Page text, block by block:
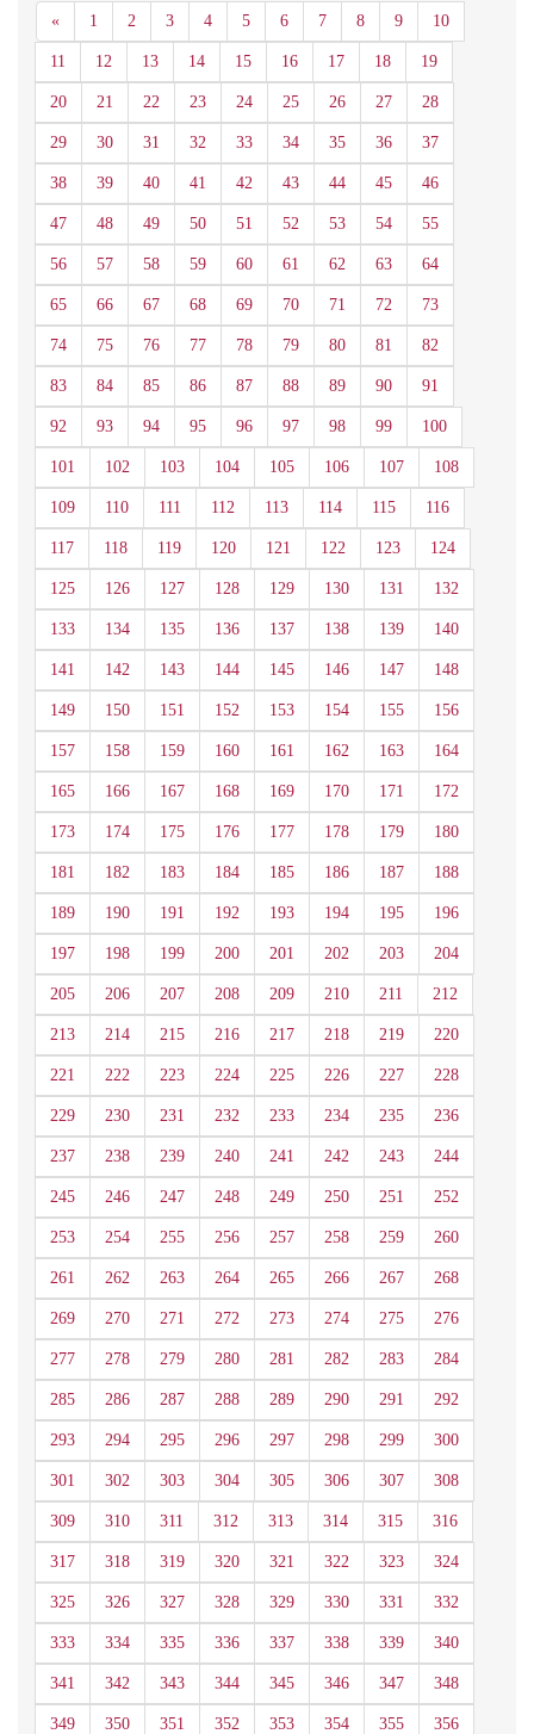
«Anterior
1 2 3 4 5 6 7 8 9 10
11 12 13 14 15 16 17 18 19
20 21 22 23 24 25 26 27 28
29 30 31 32 33 34 35 36 37
38 39 40 41 42 43 44 45 46
47 48 49 50 51 52 53 54 55
56 57 58 59 60 61 62 63 64
65 66 67 68 69 70 71 72 73
74 75 76 77 78 79 80 81 82
83 84 85 86 87 88 89 90 91
92 93 94 95 96 97 98 99 100
101 102 103 104 105 106 107 108
109 110 111 112 113 114 115 116
117 118 119 120 121 122 123 124
125 126 127 128 129 130 131 132
133 134 135 136 137 138 139 140
141 142 143 144 145 146 147 148
149 150 151 152 153 154 155 156
157 158 159 160 161 162 163 164
165 166 167 168 169 170 171 172
173 174 175 176 177 178 179 180
181 182 183 184 185 186 187 188
189 190 191 192 193 194 195 196
197 198 199 200 201 202 203 204
205 206 207 208 209 210 211 212
213 214 215 216 217 218 219 220
221 222 223 224 225 226 227 228
229 230 231 232 233 234 235 236
237 238 239 240 241 242 243 244
245 246 247 248 249 250 251 252
253 254 255 256 257 258 259 260
261 262 263 264 265 266 267 268
269 270 271 272 273 274 275 276
277 278 279 280 281 282 283 284
285 286 287 288 289 290 291 292
293 294 295 296 297 298 299 300
301 302 303 304 305 306 307 308
309 310 311 312 313 314 315 316
317 318 319 320 321 322 323 324
325 326 327 328 329 330 331 332
333 334 335 336 337 338 339 340
341 342 343 344 345 346 347 348
349 350 351 352 353 354 355 356